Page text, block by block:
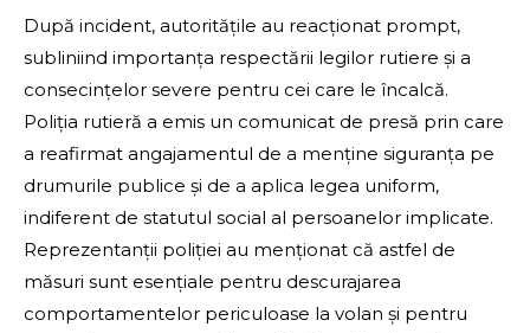
După incident, autoritățile au reacționat prompt,
subliniind importanța respectării legilor rutiere și a
consecințelor severe pentru cei care le încalcă.
Poliția rutieră a emis un comunicat de presă prin care
a reafirmat angajamentul de a menține siguranța pe
drumurile publice și de a aplica legea uniform,
indiferent de statutul social al persoanelor implicate.
Reprezentanții poliției au menționat că astfel de
măsuri sunt esențiale pentru descurajarea
comportamentelor periculoase la volan și pentru